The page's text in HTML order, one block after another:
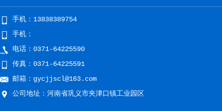
手机：13838389754
手机：
电话：0371-64225590
传真：0371-64225591
邮箱：gycjjscl@163.com
公司地址：河南省巩义市夹津口镇工业园区